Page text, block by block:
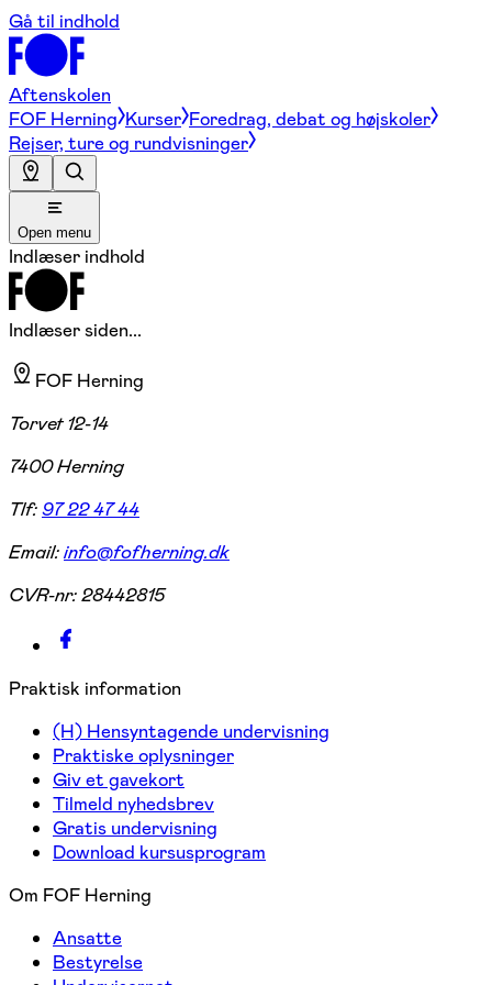
Gå til indhold
Aftenskolen
FOF Herning Kurser Foredrag, debat og højskoler
Rejser, ture og rundvisninger
Open menu
Indlæser indhold
Indlæser siden...
FOF Herning
Torvet 12-14
7400 Herning
Tlf:97 22 47 44
Email:info@fofherning.dk
CVR-nr:28442815
Praktisk information
(H) Hensyntagende undervisning
Praktiske oplysninger
Giv et gavekort
Tilmeld nyhedsbrev
Gratis undervisning
Download kursusprogram
Om FOF Herning
Ansatte
Bestyrelse